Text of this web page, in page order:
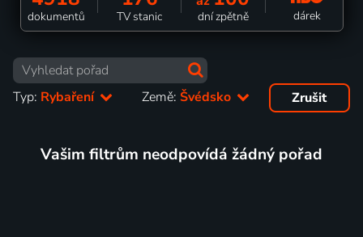
dokumentů TV stanic dní zpětně dárek
Typ: Rybaření Země:Švédsko Zrušit
Vašim filtrům neodpovídá žádný pořad